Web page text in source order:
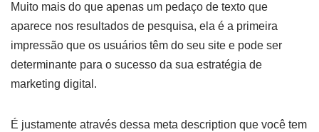
Muito mais do que apenas um pedaço de texto que
aparece nos resultados de pesquisa, ela é a primeira
impressão que os usuários têm do seu site e pode ser
determinante para o sucesso da sua estratégia de
marketing digital.
É justamente através dessa meta description que você tem